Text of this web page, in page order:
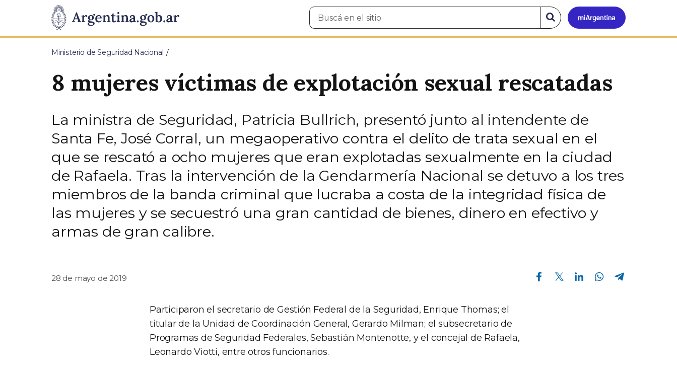
Presidencia
de
Pasar al contenido principal
Mi
Buscar
en
Buscar
en
el
Ministerio de Seguridad Nacional
8 mujeres víctimas de explotación sexual rescatadas
La ministra de Seguridad, Patricia Bullrich, presentó junto al intendente de
Santa Fe, José Corral, un megaoperativo contra el delito de trata sexual en el
que se rescató a ocho mujeres que eran explotadas sexualmente en la ciudad
de Rafaela. Tras la intervención de la Gendarmería Nacional se detuvo a los tres
miembros de la banda criminal que lucraba a costa de la integridad física de
las mujeres y se secuestró una gran cantidad de bienes, dinero en efectivo y
armas de gran calibre.
28 de mayo de 2019
Compartir en Facebook Compartir en Twitter Compartir en Linkedin Compartir en Whatsapp
Participaron el secretario de Gestión Federal de la Seguridad, Enrique Thomas; el
titular de la Unidad de Coordinación General, Gerardo Milman; el subsecretario de
Programas de Seguridad Federales, Sebastián Montenotte, y el concejal de Rafaela,
Leonardo Viotti, entre otros funcionarios.